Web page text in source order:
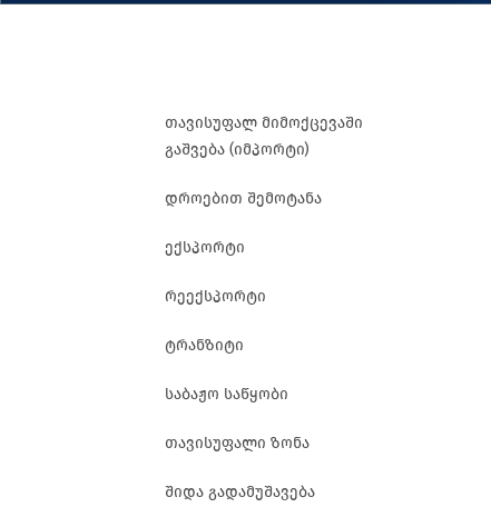
თავისუფალ მიმოქცევაში
გაშვება (იმპორტი)
დროებით შემოტანა
ექსპორტი
რეექსპორტი
ტრანზიტი
საბაჟო საწყობი
თავისუფალი ზონა
შიდა გადამუშავება